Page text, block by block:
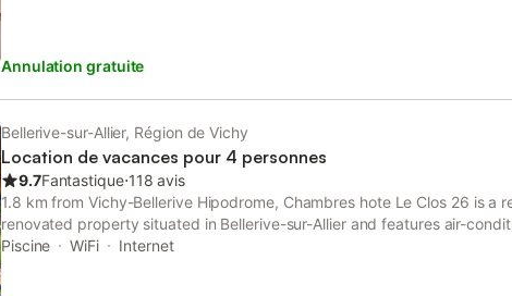
Annulation gratuite
Bellerive-sur-Allier, Région de Vichy
Location de vacances pour 4 personnes
9.7Fantastique⋅118 avis
1.8 km from Vichy-Bellerive Hipodrome, Chambres hote Le Clos 26 is a
renovated property situated in Bellerive-sur-Allier and features air-
rooms with free WiFi and private parking.
Piscine WiFi Internet